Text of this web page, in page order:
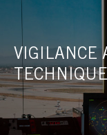
VIGILANCE
TECHNIQUE